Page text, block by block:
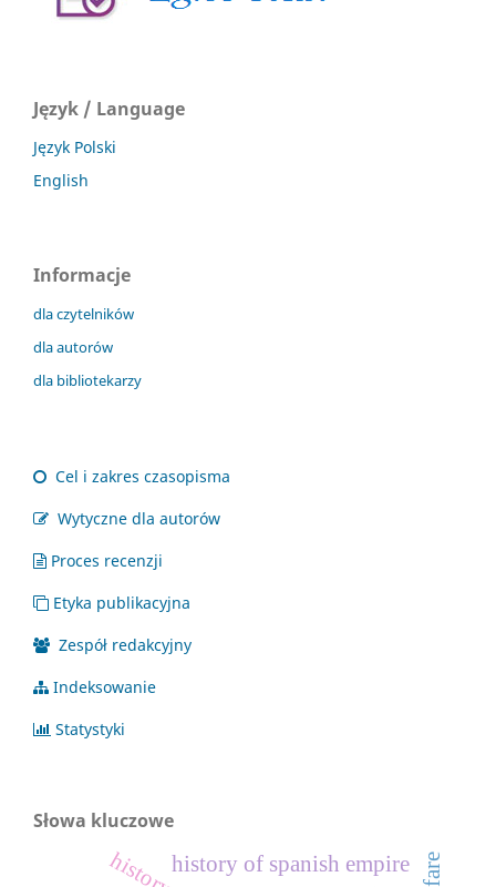
Język / Language
Język Polski
English
Informacje
dla czytelników
dla autorów
dla bibliotekarzy
Cel i zakres czasopisma
Wytyczne dla autorów
Proces recenzji
Etyka publikacyjna
Zespół redakcyjny
Indeksowanie
Statystyki
Słowa kluczowe
historyhistory of spanish empire